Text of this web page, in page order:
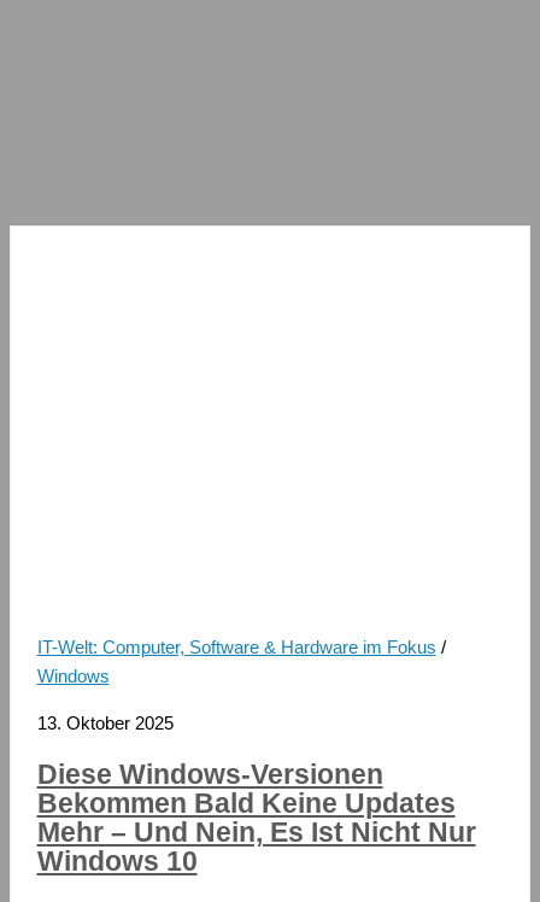
IT-Welt: Computer, Software & Hardware im Fokus /
Windows
13. Oktober 2025
Diese Windows-Versionen
Bekommen Bald Keine Updates
Mehr – Und Nein, Es Ist Nicht Nur
Windows 10